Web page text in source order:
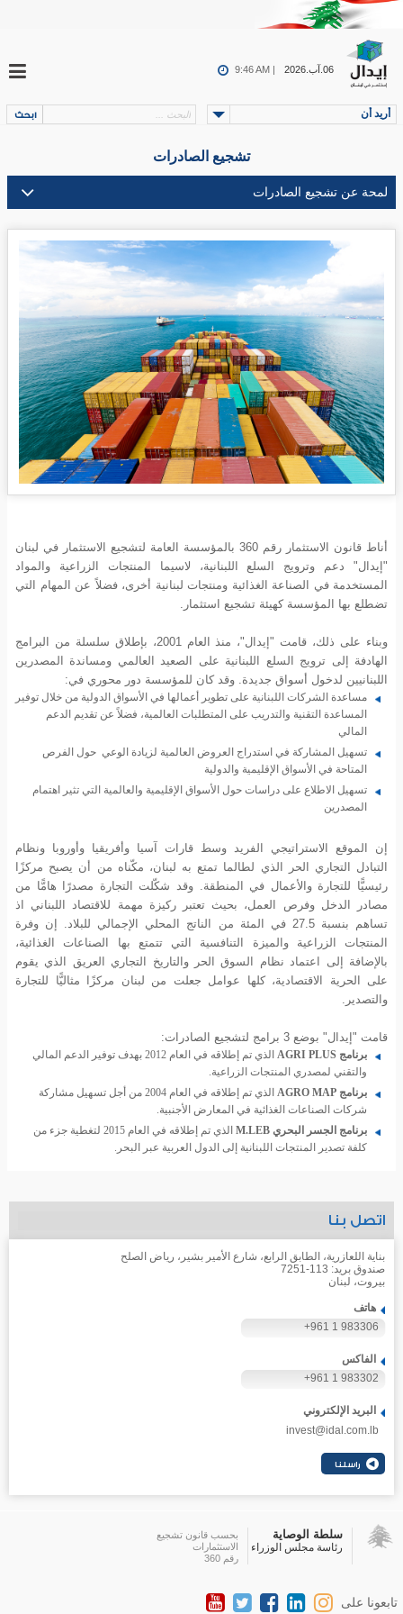
06.آب.2026 9:46 AM |
أريد أن
تشجيع الصادرات
أناط قانون الاستثمار رقم 360 بالمؤسسة العامة لتشجيع الاستثمار في لبنان
"إيدال" دعم وترويج السلع اللبنانية، لاسيما المنتجات الزراعية والمواد
المستخدمة في الصناعة الغذائية ومنتجات لبنانية أخرى، فضلاً عن المهام التي
تضطلع بها المؤسسة كهيئة تشجيع استثمار.
وبناء على ذلك، قامت "إيدال"، منذ العام 2001، بإطلاق سلسلة من البرامج
الهادفة إلى ترويج السلع اللبنانية على الصعيد العالمي ومساندة المصدرين
اللبنانيين لدخول أسواق جديدة. وقد كان للمؤسسة دور محوري في:
مساعدة الشركات اللبنانية على تطوير أعمالها في الأسواق الدولية من خلال توفير
المساعدة التقنية والتدريب على المتطلبات العالمية، فضلاً عن تقديم الدعم
المالي
تسهيل المشاركة في استدراج العروض العالمية لزيادة الوعي حول الفرص
المتاحة في الأسواق الإقليمية والدولية
تسهيل الاطلاع على دراسات حول الأسواق الإقليمية والعالمية التي تثير اهتمام
المصدرين
إن الموقع الاستراتيجي الفريد وسط قارات آسيا وأفريقيا وأوروبا ونظام
التبادل التجاري الحر الذي لطالما تمتع به لبنان، مكّناه من أن يصبح مركزًا
رئيسيًّا للتجارة والأعمال في المنطقة. وقد شكّلت التجارة مصدرًا هامًّا من
مصادر الدخل وفرص العمل، بحيث تعتبر ركيزة مهمة للاقتصاد اللبناني اذ
تساهم بنسبة 27.5 في المئة من الناتج المحلي الإجمالي للبلاد. إن وفرة
المنتجات الزراعية والميزة التنافسية التي تتمتع بها الصناعات الغذائية،
بالإضافة إلى اعتماد نظام السوق الحر والتاريخ التجاري العريق الذي يقوم
على الحرية الاقتصادية، كلها عوامل جعلت من لبنان مركزًا مثاليًّا للتجارة
والتصدير.
قامت "إيدال" بوضع 3 برامج لتشجيع الصادرات:
برنامج AGRI PLUS
الذي تم إطلاقه في العام 2012 بهدف توفير الدعم المالي
والتقني لمصدري المنتجات الزراعية.
برنامج AGRO MAP
الذي تم إطلاقه في العام 2004 من أجل تسهيل مشاركة
شركات الصناعات الغذائية في المعارض الأجنبية.
برنامج الجسر البحري M.LEB
الذي تم إطلاقه في العام 2015 لتغطية جزء من
كلفة تصدير المنتجات اللبنانية إلى الدول العربية عبر البحر.
اتصل بنا
بناية اللعازرية، الطابق الرابع، شارع الأمير بشير، رياض الصلح
صندوق بريد: 113-7251
بيروت، لبنان
هاتف
+961 1 983306
الفاكس
+961 1 983302
البريد الإلكتروني
invest@idal.com.lb
سلطة الوصاية
رئاسة مجلس الوزراء
بحسب قانون تشجيع
الاستثمارات
رقم 360
تابعونا على